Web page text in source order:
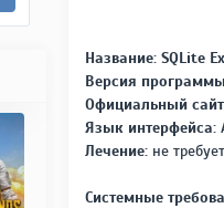
Название:SQLite
Версия
Официальный
Язык интерфейса:
Лечение:не
Системные